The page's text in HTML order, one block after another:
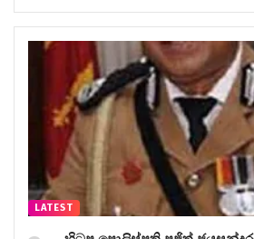
LATEST